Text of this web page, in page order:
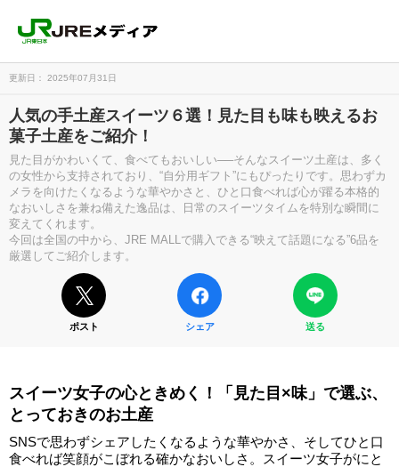
更新日： 2025年07月31日
人気の手土産スイーツ６選！見た目も味も映えるお
菓子土産をご紹介！
見た目がかわいくて、食べてもおいしい──そんなスイーツ土産は、多く
の女性から支持されており、“自分用ギフト”にもぴったりです。思わずカ
メラを向けたくなるような華やかさと、ひと口食べれば心が躍る本格的
なおいしさを兼ね備えた逸品は、日常のスイーツタイムを特別な瞬間に
変えてくれます。
今回は全国の中から、JRE MALLで購入できる“映えて話題になる”6品を
厳選してご紹介します。
ポスト シェア 送る
スイーツ女子の心ときめく！「見た目×味」で選ぶ、
とっておきのお土産
SNSで思わずシェアしたくなるような華やかさ、そしてひと口
食べれば笑顔がこぼれる確かなおいしさ。スイーツ女子がにと